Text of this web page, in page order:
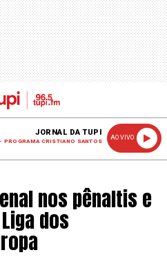
JORNAL DA TUPI
PROGRAMA CRISTIANO SANTOS
AO VIVO
nos pênaltis e
dos